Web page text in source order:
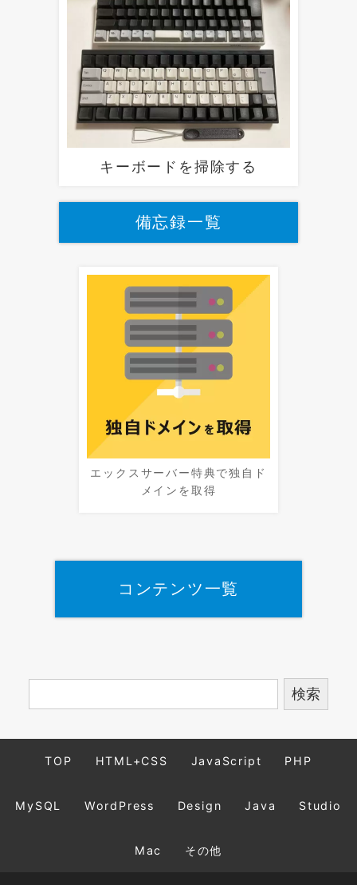
キーボードを掃除する
備忘録一覧
エックスサーバー特典で独自ド
メインを取得
コンテンツ一覧
TOP HTML+CSS JavaScript PHP
MySQL WordPress Design Java Studio
Mac その他